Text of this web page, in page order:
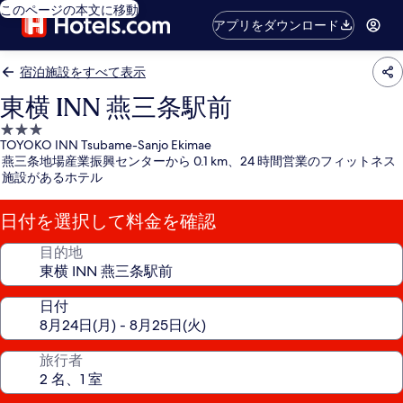
このページの本文に移動
アプリをダウンロード
宿泊施設をすべて表示
東横 INN 燕三条駅前
3.0
つ
星
宿
泊
施
設
TOYOKO INN Tsubame-Sanjo Ekimae
燕三条地場産業振興センターから 0.1 km、24 時間営業のフィットネス
施設があるホテル
日付を選択して料金を確認
目的地
日付
旅行者